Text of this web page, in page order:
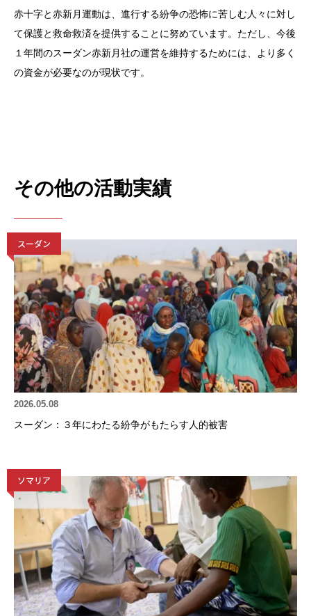
赤十字と赤新月運動は、進行する紛争の恐怖に苦しむ人々に対し
て保護と救命救済を提供することに努めています。ただし、今後
１年間のスーダン赤新月社の運営を維持するためには、より多く
の資金が必要なのが現状です。
その他の活動実績
スーダン
2026.05.08
スーダン：３年にわたる紛争がもたらす人的被害
ソマリア